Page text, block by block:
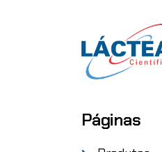
Páginas